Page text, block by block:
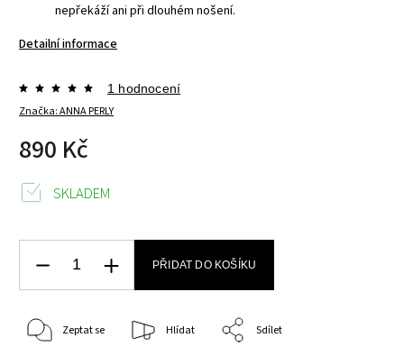
nepřekáží ani při dlouhém nošení.
Detailní informace
Značka:ANNA PERLY
1 hodnocení
890 Kč
SKLADEM
PŘIDAT DO KOŠÍKU
Zeptat se Hlídat Sdílet